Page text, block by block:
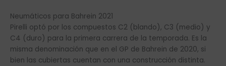
Neumáticos para Bahrein 2021
Pirelli optó por los compuestos C2 (blando), C3 (medio) y
C4 (duro) para la primera carrera de la temporada. Es la
misma denominación que en el GP de Bahrein de 2020, si
bien las cubiertas cuentan con una construcción distinta.